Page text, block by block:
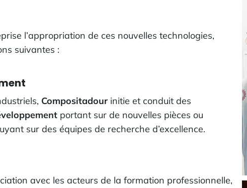
l’appropriation de ces nouvelles technologies,
suivantes :
Compositadour initie et conduit des
portant sur de nouvelles pièces ou
sur des équipes de recherche d’excellence.
avec les acteurs de la formation professionnelle,